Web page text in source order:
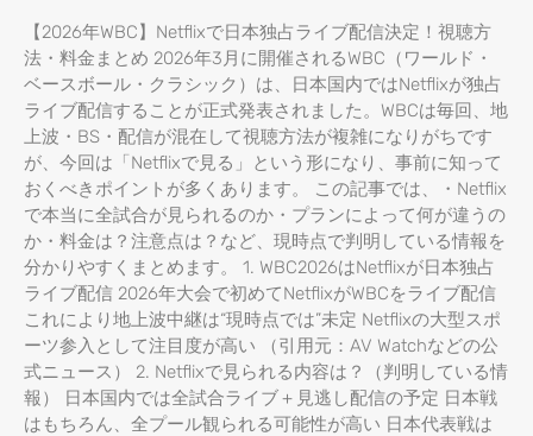
【2026年WBC】Netflixで日本独占ライブ配信決定！視聴方
法・料金まとめ 2026年3月に開催されるWBC（ワールド・
ベースボール・クラシック）は、日本国内ではNetflixが独占
ライブ配信することが正式発表されました。WBCは毎回、地
上波・BS・配信が混在して視聴方法が複雑になりがちです
が、今回は「Netflixで見る」という形になり、事前に知って
おくべきポイントが多くあります。 この記事では、・Netflix
で本当に全試合が見られるのか・プランによって何が違うの
か・料金は？注意点は？など、現時点で判明している情報を
分かりやすくまとめます。 1. WBC2026はNetflixが日本独占
ライブ配信 2026年大会で初めてNetflixがWBCをライブ配信
これにより地上波中継は“現時点では”未定 Netflixの大型スポ
ーツ参入として注目度が高い （引用元：AV Watchなどの公
式ニュース） 2. Netflixで見られる内容は？（判明している情
報） 日本国内では全試合ライブ＋見逃し配信の予定 日本戦
はもちろん、全プール観られる可能性が高い 日本代表戦は